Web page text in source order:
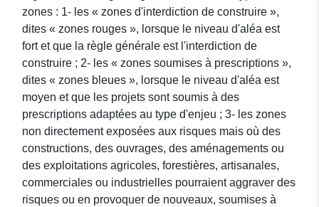
zones : 1- les « zones d'interdiction de construire »,
dites « zones rouges », lorsque le niveau d'aléa est
fort et que la règle générale est l'interdiction de
construire ; 2- les « zones soumises à prescriptions »,
dites « zones bleues », lorsque le niveau d'aléa est
moyen et que les projets sont soumis à des
prescriptions adaptées au type d'enjeu ; 3- les zones
non directement exposées aux risques mais où des
constructions, des ouvrages, des aménagements ou
des exploitations agricoles, forestières, artisanales,
commerciales ou industrielles pourraient aggraver des
risques ou en provoquer de nouveaux, soumises à